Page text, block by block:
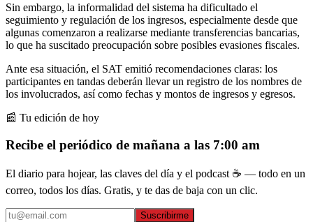
Sin embargo, la informalidad del sistema ha dificultado el
seguimiento y regulación de los ingresos, especialmente desde que
algunas comenzaron a realizarse mediante transferencias bancarias,
lo que ha suscitado preocupación sobre posibles evasiones fiscales.
Ante esa situación, el SAT emitió recomendaciones claras: los
participantes en tandas deberán llevar un registro de los nombres de
los involucrados, así como fechas y montos de ingresos y egresos.
📰 Tu edición de hoy
Recibe el periódico de mañana a las 7:00 am
El diario para hojear, las claves del día y el podcast ☕ — todo en un
correo, todos los días. Gratis, y te das de baja con un clic.
Suscribirme